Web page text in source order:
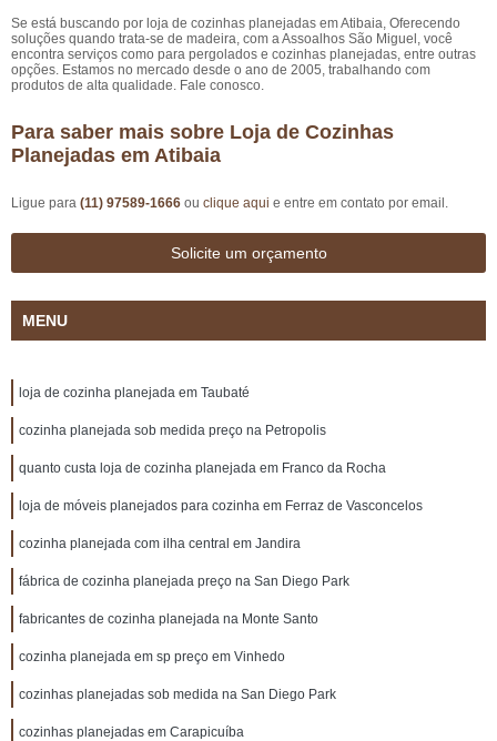
Se está buscando por loja de cozinhas planejadas em Atibaia, Oferecendo
soluções quando trata-se de madeira, com a Assoalhos São Miguel, você
encontra serviços como para pergolados e cozinhas planejadas, entre outras
opções. Estamos no mercado desde o ano de 2005, trabalhando com
produtos de alta qualidade. Fale conosco.
Para saber mais sobre Loja de Cozinhas
Planejadas em Atibaia
Ligue para (11) 97589-1666 ou clique aqui e entre em contato por email.
Solicite um orçamento
MENU
loja de cozinha planejada em Taubaté
cozinha planejada sob medida preço na Petropolis
quanto custa loja de cozinha planejada em Franco da Rocha
loja de móveis planejados para cozinha em Ferraz de Vasconcelos
cozinha planejada com ilha central em Jandira
fábrica de cozinha planejada preço na San Diego Park
fabricantes de cozinha planejada na Monte Santo
cozinha planejada em sp preço em Vinhedo
cozinhas planejadas sob medida na San Diego Park
cozinhas planejadas em Carapicuíba